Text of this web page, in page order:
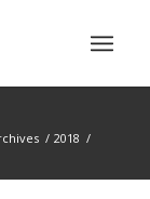
/ 2018 /